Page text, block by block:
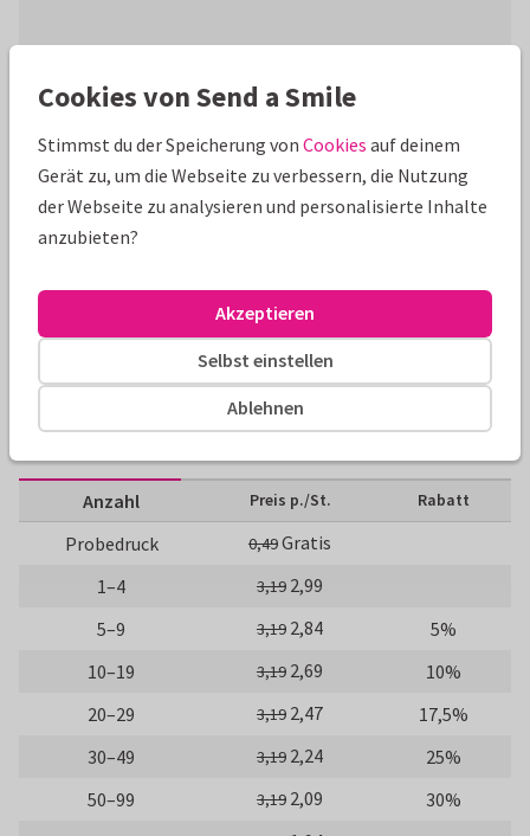
Produktinformation
Stilvolle Einladungskarte zum Geburtstag mit Foto,
Ginkgoblättern und Elementen in goldenem Foliendruck.
Nur noch Texte anpassen und fertig!
Geburtstagseinladungen
Größen und Preise
Anzahl Preis p./St. Rabatt
Probedruck 0,49Gratis
1–4
3,19 2,99
5–9
3,19 2,84
5%
10–19
3,19 2,69
10%
20–29
3,19 2,47
17,5%
30–49
3,19 2,24
25%
50–99
3,19 2,09
30%
Cookies von Send a Smile
Stimmst du der Speicherung von Cookies auf deinem
Gerät zu, um die Webseite zu verbessern, die Nutzung
der Webseite zu analysieren und personalisierte Inhalte
anzubieten?
Ablehnen
Selbst einstellen
Akzeptieren